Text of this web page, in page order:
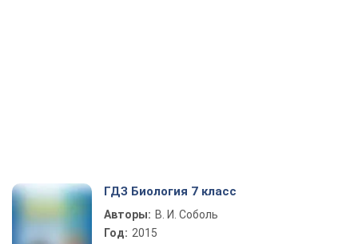
ГДЗ Биология 7 класс
Авторы: В. И. Соболь
Год: 2015